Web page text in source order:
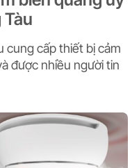
cung cấp thiết bị cảm
được nhiều người tin